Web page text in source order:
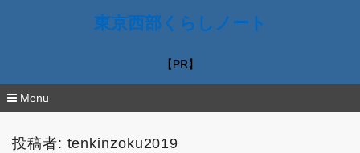
東京西部くらしノート
【PR】
Menu
投稿者: tenkinzoku2019